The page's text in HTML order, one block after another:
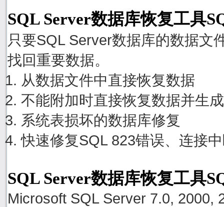
SQL Server数据库恢复工具
只要SQL Server数据库的数据文
找回重要数据。
从数据文件中直接恢复数据
不能附加时直接恢复数据并生
系统表损坏的数据库修复
快速修复SQL 823错误、连接
SQL Server数据库恢复工具
Microsoft SQL Server 7.0, 2000,